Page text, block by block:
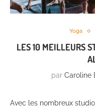
Yoga
LES 10 MEILLEURS
par Caroline
Avec les nombreux